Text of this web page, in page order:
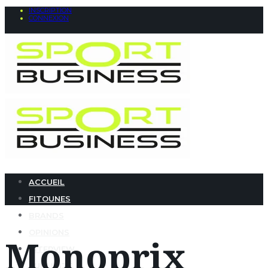
INSCRIPTION
CONNEXION
ACCUEIL
FITOUNES
INTERVIEW
PUBLICITÉ
Monoprix